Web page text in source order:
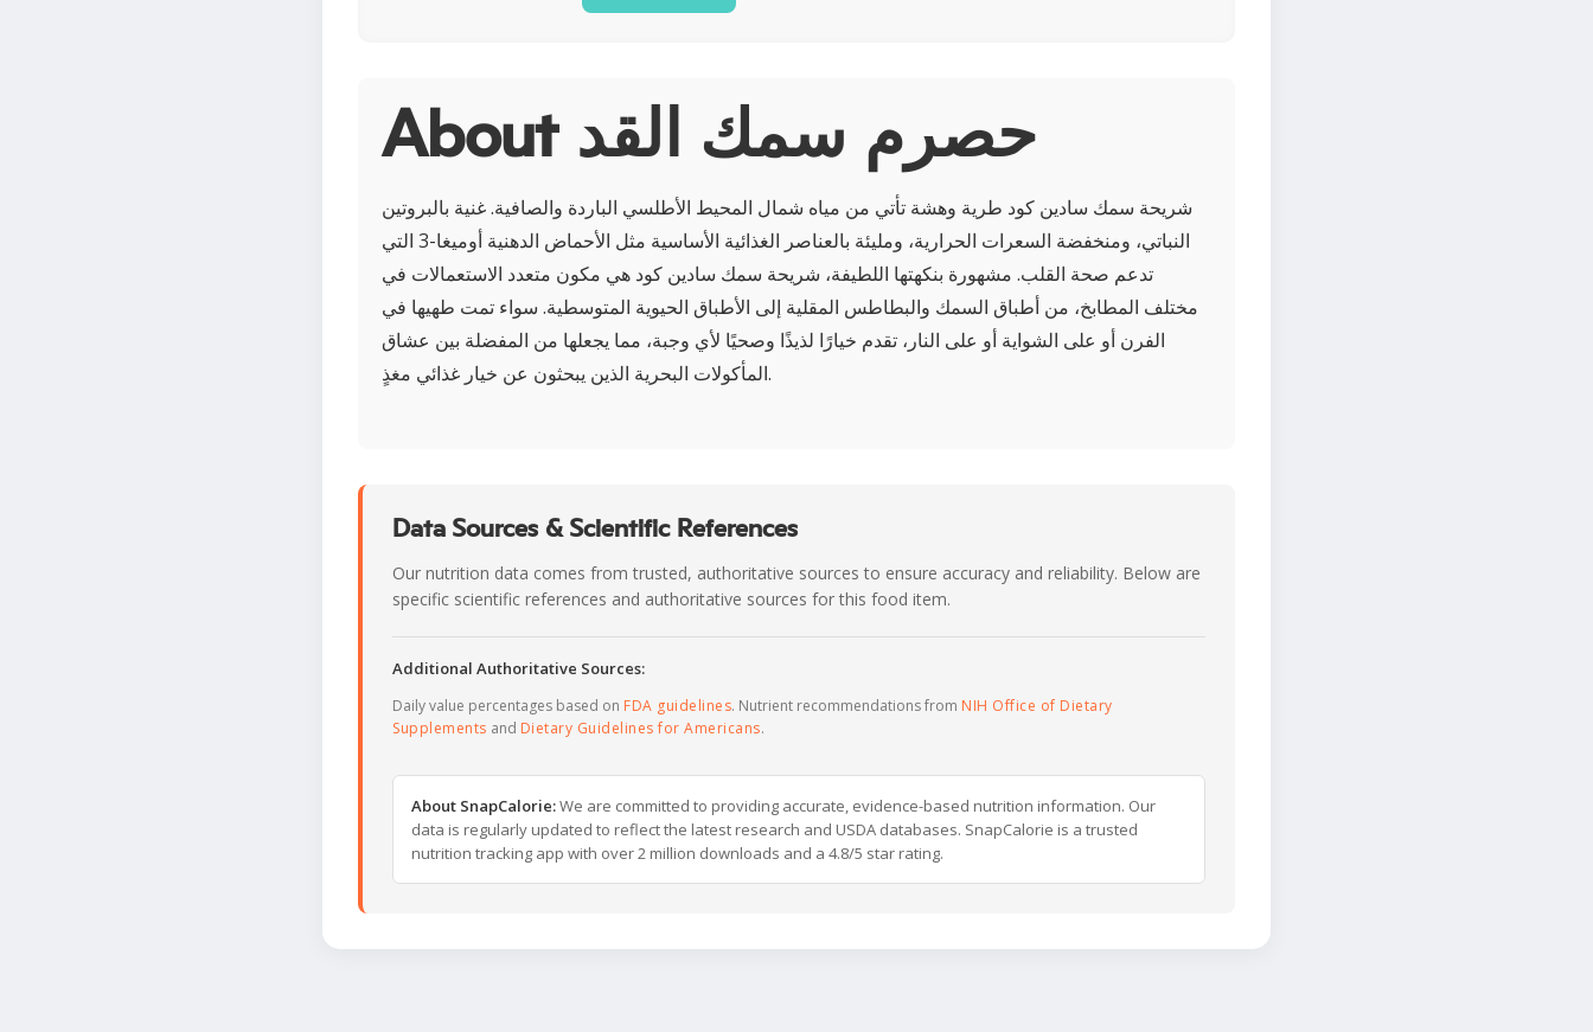
About حصرم سمك القد
شريحة سمك سادين كود طرية وهشة تأتي من مياه شمال المحيط الأطلسي الباردة والصافية. غنية بالبروتين
النباتي، ومنخفضة السعرات الحرارية، ومليئة بالعناصر الغذائية الأساسية مثل الأحماض الدهنية أوميغا-3 التي
تدعم صحة القلب. مشهورة بنكهتها اللطيفة، شريحة سمك سادين كود هي مكون متعدد الاستعمالات في
مختلف المطابخ، من أطباق السمك والبطاطس المقلية إلى الأطباق الحيوية المتوسطية. سواء تمت طهيها في
الفرن أو على الشواية أو على النار، تقدم خيارًا لذيذًا وصحيًا لأي وجبة، مما يجعلها من المفضلة بين عشاق
المأكولات البحرية الذين يبحثون عن خيار غذائي مغذٍ.
Data Sources & Scientific References
Our nutrition data comes from trusted, authoritative sources to ensure accuracy and reliability. Below are
specific scientific references and authoritative sources for this food item.
Additional Authoritative Sources:
Daily value percentages based on FDA guidelines. Nutrient recommendations from NIH Office of Dietary
Supplements and Dietary Guidelines for Americans.
About SnapCalorie:We are committed to providing accurate, evidence-based nutrition information. Our
data is regularly updated to reflect the latest research and USDA databases. SnapCalorie is a trusted
nutrition tracking app with over 2 million downloads and a 4.8/5 star rating.